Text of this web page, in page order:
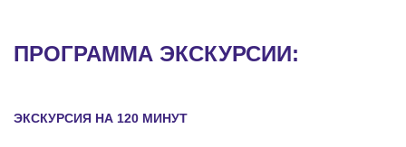
ПРОГРАММА ЭКСКУРСИИ:
ЭКСКУРСИЯ НА 120 МИНУТ